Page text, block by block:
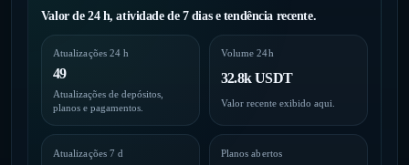
Valor de 24 h, atividade de 7 dias e tendência recente.
Atualizações 24 h
49
Atualizações de depósitos,
planos e pagamentos.
Volume 24h
32.8k USDT
Valor recente exibido aqui.
Atualizações 7 d Planos abertos